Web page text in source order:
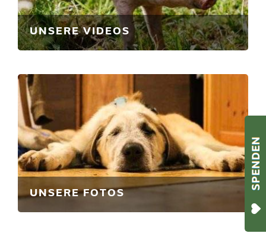
UNSERE VIDEOS
UNSERE FOTOS